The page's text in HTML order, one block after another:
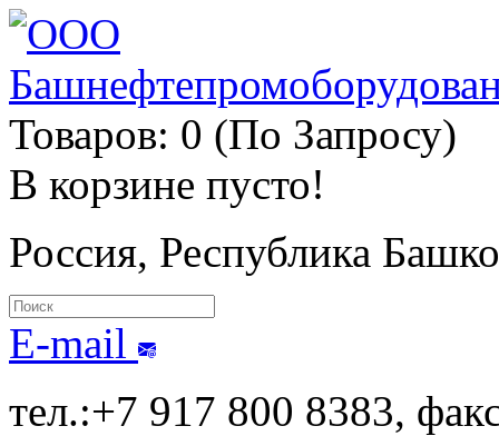
Товаров: 0 (По Запросу)
В корзине пусто!
Россия, Республика
E-mail
тел.:+7 917 800 8383,